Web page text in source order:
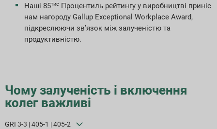
Наші 85тис Процентиль рейтингу у виробництві приніс
нам нагороду Gallup Exceptional Workplace Award,
підкреслюючи зв’язок між залученістю та
продуктивністю.
Чому залученість і включення
колег важливі
GRI 3-3 | 405-1 | 405-2